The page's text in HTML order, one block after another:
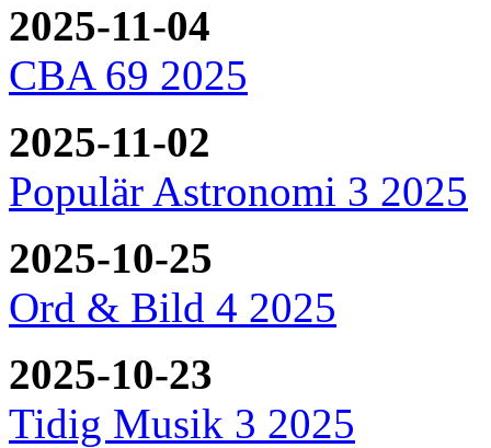
2025-11-04
CBA 69 2025
2025-11-02
Populär Astronomi 3 2025
2025-10-25
Ord & Bild 4 2025
2025-10-23
Tidig Musik 3 2025